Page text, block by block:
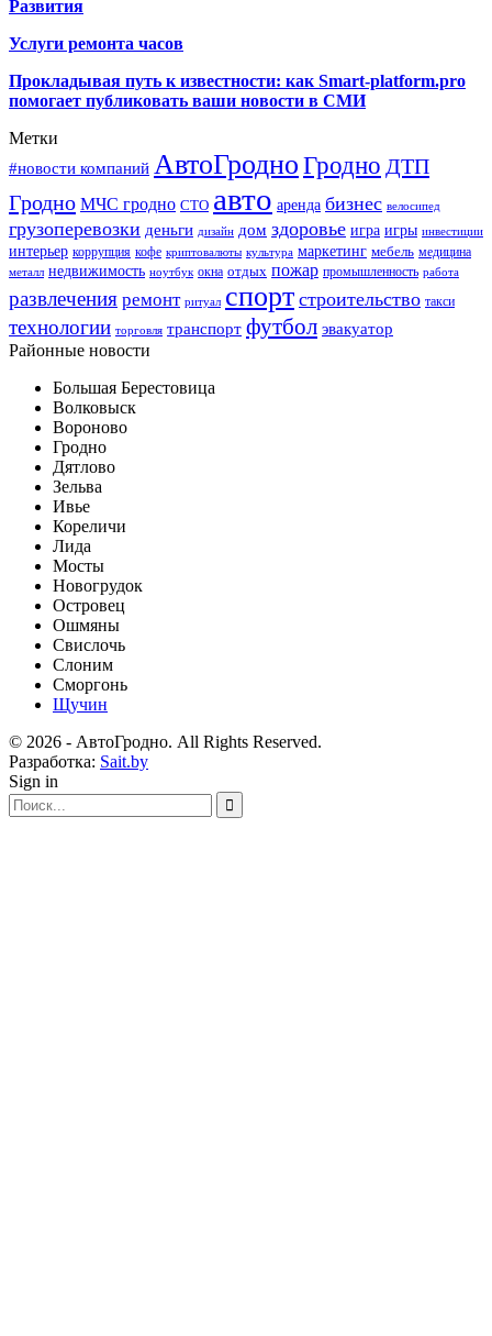
Развития
Услуги ремонта часов
Прокладывая путь к известности: как Smart-platform.pro
помогает публиковать ваши новости в СМИ
Метки
#новости компаний АвтоГродноГродно ДТП
Гродно МЧС гродно СТО авто аренда бизнес велосипед
грузоперевозки деньги дизайн дом здоровье игра игры инвестиции
интерьер коррупция кофе криптовалюты культура маркетинг мебель медицина
металл недвижимость ноутбук окна отдых пожар промышленность работа
развлечения ремонт ритуал спорт строительство такси
технологии торговля транспорт футбол эвакуатор
Районные новости
Большая Берестовица
Волковыск
Вороново
Гродно
Дятлово
Зельва
Ивье
Кореличи
Лида
Мосты
Новогрудок
Островец
Ошмяны
Свислочь
Слоним
Сморгонь
Щучин
© 2026 - АвтоГродно. All Rights Reserved.
Разработка: Sait.by
Sign in